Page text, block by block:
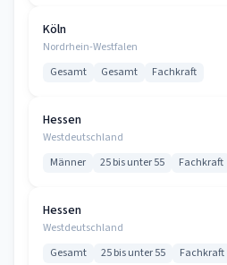
Köln
Nordrhein-Westfalen
Gesamt Gesamt Fachkraft
Hessen
Westdeutschland
Männer 25 bis unter 55 Fachkraft
Hessen
Westdeutschland
Gesamt 25 bis unter 55 Fachkraft